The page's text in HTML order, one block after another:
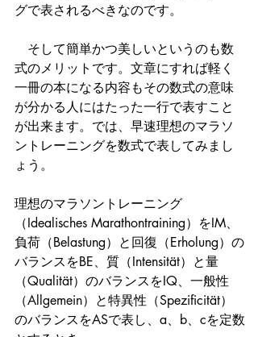
グで表されるべきなのです。
そして簡単かつ美しいというのも数
式のメリットです。文章にすれば軽く
一冊の本になる内容もその数式の意味
が分かる人にはたった一行で表すこと
が出来ます。では、早速理想のマラソ
ントレーニングを数式で表してみまし
ょう。
理想のマラソントレーニング
（Idealisches Marathontraining）をIM、
負荷（Belastung）と回復（Erholung）の
バランスをBE、質（Intensität）と量
（Qualität）のバランスをIQ、一般性
（Allgemein）と特異性（Spezificität）
のバランスをASで表し、a、b、cを定数